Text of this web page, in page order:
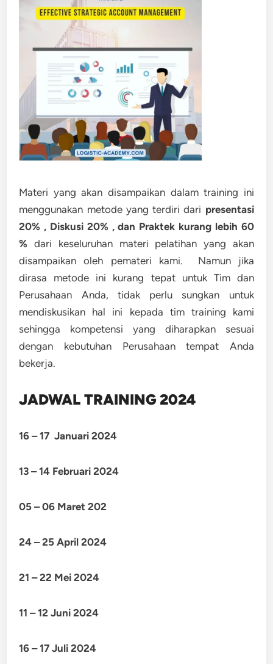
Materi yang akan disampaikan dalam training ini
menggunakan metode yang terdiri dari presentasi
20% , Diskusi 20% , dan Praktek kurang lebih 60
% dari keseluruhan materi pelatihan yang akan
disampaikan oleh pemateri kami. Namun jika
dirasa metode ini kurang tepat untuk Tim dan
Perusahaan Anda, tidak perlu sungkan untuk
mendiskusikan hal ini kepada tim training kami
sehingga kompetensi yang diharapkan sesuai
dengan kebutuhan Perusahaan tempat Anda
bekerja.
JADWAL TRAINING 2024
16 – 17 Januari 2024
13 – 14 Februari 2024
05 – 06 Maret 202
24 – 25 April 2024
21 – 22 Mei 2024
11 – 12 Juni 2024
16 – 17 Juli 2024